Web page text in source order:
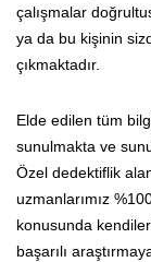
çalışmalar
ya da bu kişinin
çıkmaktadır.
Elde edilen tüm
sunulmakta ve
Özel dedektiflik
uzmanlarımız
konusunda
başarılı